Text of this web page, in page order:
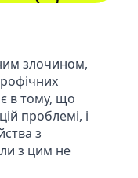
злочином,
в тому, що
проблемі, і
з
з цим не